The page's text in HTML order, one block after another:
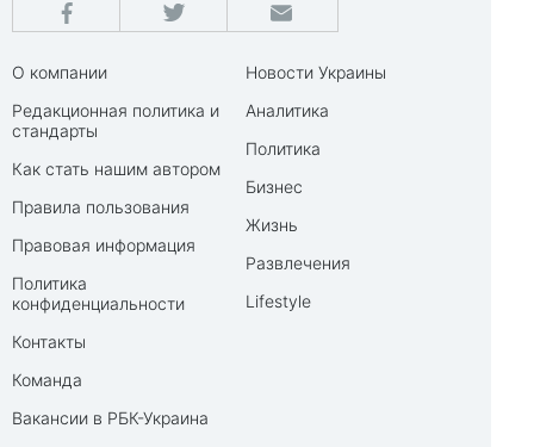
О компании
Редакционная политика и
стандарты
Как стать нашим автором
Правила пользования
Правовая информация
Политика
конфиденциальности
Контакты
Команда
Вакансии в РБК-Украина
Новости Украины
Аналитика
Политика
Бизнес
Жизнь
Развлечения
Lifestyle